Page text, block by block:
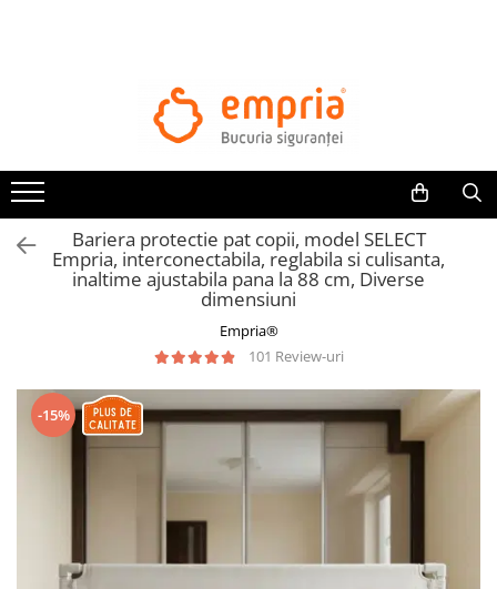
Bariere protectie pentru pat
Protectii mobilier
Banda protectie mobila copii
Sigurante pentru sertare si usi
Kituri de siguranta pentru copii si
bebelusi
Deflectoare pentru aer conditionat
Bariera protectie pat copii, model SELECT
Empria, interconectabila, reglabila si culisanta,
inaltime ajustabila pana la 88 cm, Diverse
dimensiuni
Empria®
101 Review-uri
-15%